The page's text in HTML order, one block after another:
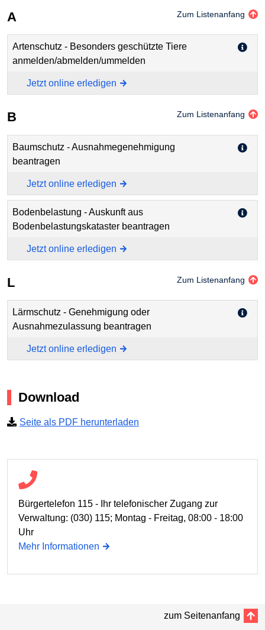
A
Zum Listenanfang
Artenschutz - Besonders geschützte Tiere
anmelden/abmelden/ummelden
Jetzt online erledigen
B Zum Listenanfang
Baumschutz - Ausnahmegenehmigung
beantragen
Jetzt online erledigen
Bodenbelastung - Auskunft aus
Bodenbelastungskataster beantragen
Jetzt online erledigen
L Zum Listenanfang
Lärmschutz - Genehmigung oder
Ausnahmezulassung beantragen
Jetzt online erledigen
Download
Seite als PDF herunterladen
Bürgertelefon 115 - Ihr telefonischer Zugang zur
Verwaltung: (030) 115; Montag - Freitag, 08:00 - 18:00
Uhr
Mehr Informationen
zum Seitenanfang